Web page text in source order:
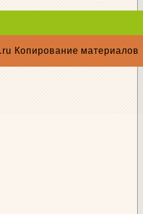
Копирование материалов